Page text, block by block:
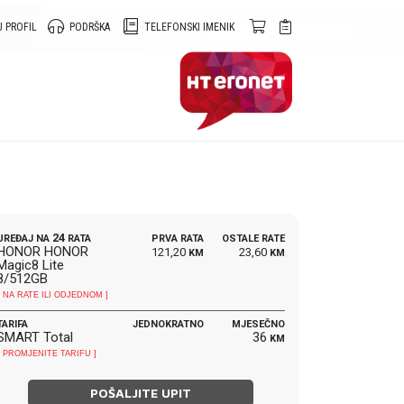
TELEFONSKI IMENIK
PODRŠKA
PROFIL
NA 24 RATA
HONOR
Lite
512GB
NA RATE ILI ODJEDNOM ]
PRVA RATA
121,20 KM
OSTALE RATE
23,60 KM
Total
PROMJENITE TARIFU ]
JEDNOKRATNO MJESEČNO
36 KM
POŠALJITE UPIT